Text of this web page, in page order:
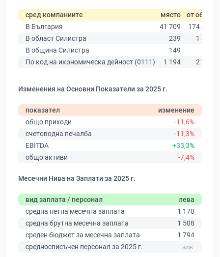
сред компаниите място от общо
В България
41 709
174 403
В област Силистра
239
1 352
В община Силистра
149
766
По код на икономическа дейност (0111)
1 194 2 706
Изменения на Основни Показатели за 2025 г.
показател
изменение
общо приходи
-11,6%
счетоводна печалба
-11,3%
EBITDA
+33,3%
общо активи
-7,4%
Месечни Нива на Заплати за 2025 г.
вид заплата / персонал
лева
средна нетна месечна заплата
1 170
средна брутна месечна заплата
1 508
среден бюджет за месечна заплата
1 794
средносписъчен персонал за 2025 г.